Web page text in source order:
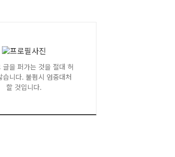
글을 퍼가는 것을 절대 허
습니다. 불펌시 엄중대처
할 것입니다.